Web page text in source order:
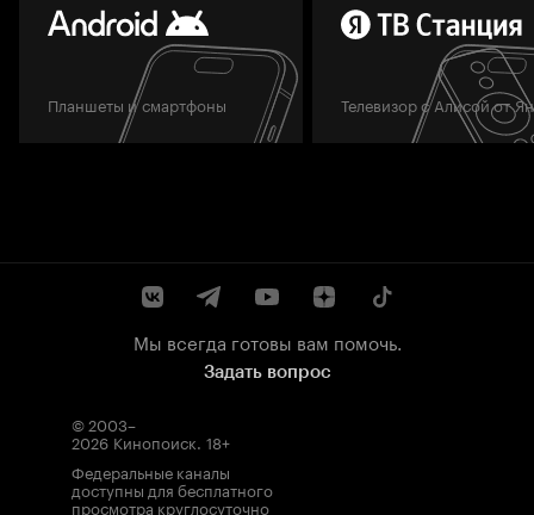
Планшеты и смартфоны Телевизор с Алисой от
Мы всегда готовы вам помочь.
Задать вопрос
© 2003–
2026 Кинопоиск. 18+
Федеральные каналы
доступны для бесплатного
просмотра круглосуточно